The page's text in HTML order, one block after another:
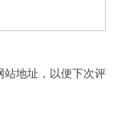
站地址，以便下次评